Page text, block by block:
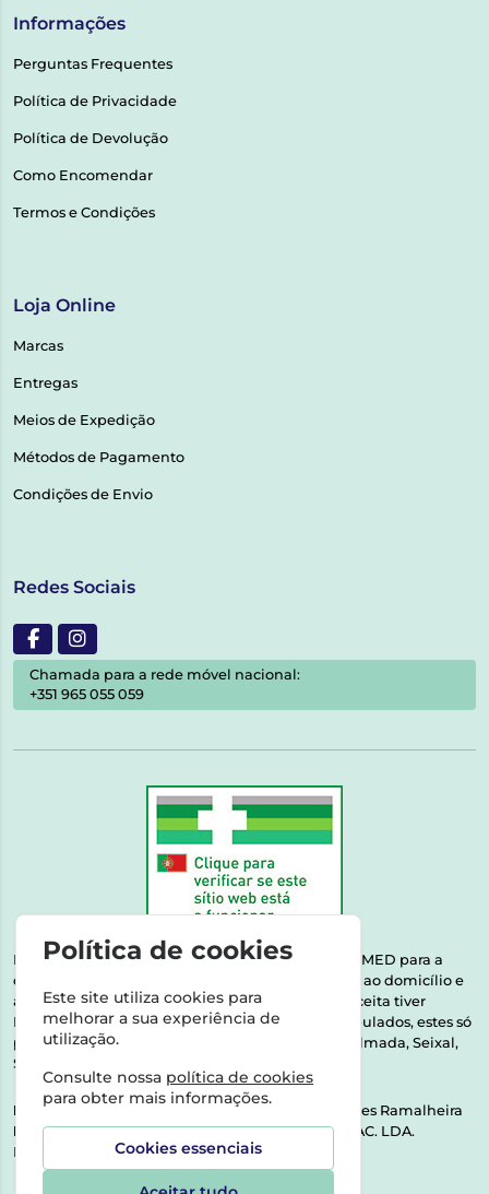
Informações
Perguntas Frequentes
Política de Privacidade
Política de Devolução
Como Encomendar
Termos e Condições
Loja Online
Marcas
Entregas
Meios de Expedição
Métodos de Pagamento
Condições de Envio
Redes Sociais
Chamada para a rede móvel nacional:
+351 965 055 059
Esta farmácia encontra-se autorizada pelo INFARMED para a
dispensa de medicamentos e produtos de saúde ao domicílio e
através da internet. Medicamentos | Se na sua receita tiver
MSRM, MNSRM, MSRMV ou Medicamentos Manipulados, estes só
podem ser entregues nos seguintes concelhos: Almada, Seixal,
Sesimbra, Oeiras e Lisboa.
Direção Técnica:
Dra. Raquel Alexandra Fernandes Ramalheira
NIPC:513064133 | ASPAS E NÚMEROS SOC. FARMAC. LDA.
Rua dos Castanheiros 5 AB Feijó2810-036 Almada
Política de cookies
Este site utiliza cookies para
melhorar a sua experiência de
utilização.
Consulte nossa política de cookies
para obter mais informações.
Cookies essenciais